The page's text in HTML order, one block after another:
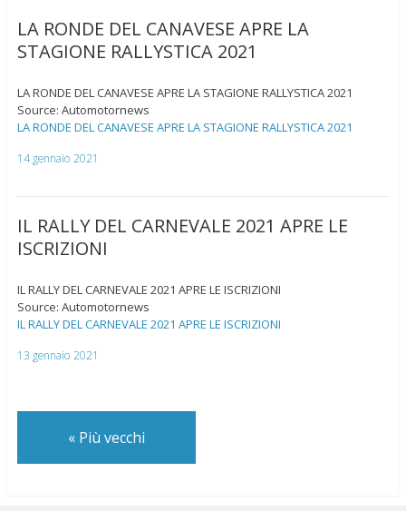
LA RONDE DEL CANAVESE APRE LA
STAGIONE RALLYSTICA 2021
LA RONDE DEL CANAVESE APRE LA STAGIONE RALLYSTICA 2021
Source: Automotornews
LA RONDE DEL CANAVESE APRE LA STAGIONE RALLYSTICA 2021
14 gennaio 2021
IL RALLY DEL CARNEVALE 2021 APRE LE
ISCRIZIONI
IL RALLY DEL CARNEVALE 2021 APRE LE ISCRIZIONI
Source: Automotornews
IL RALLY DEL CARNEVALE 2021 APRE LE ISCRIZIONI
13 gennaio 2021
«Più vecchi